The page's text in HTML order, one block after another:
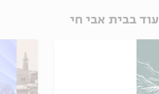
עוד בבית אבי חי